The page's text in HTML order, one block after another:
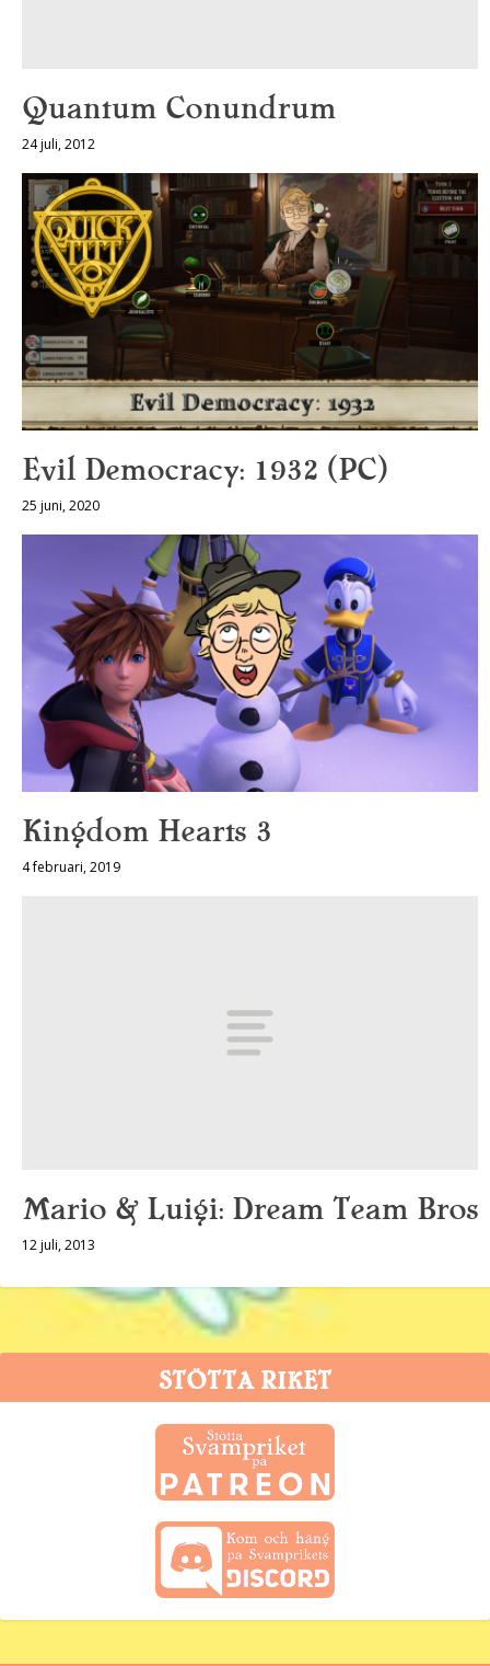
Quantum Conundrum
24 juli, 2012
Evil Democracy: 1932 (PC)
25 juni, 2020
Kingdom Hearts 3
4 februari, 2019
Mario & Luigi: Dream Team Bros
12 juli, 2013
STÖTTA RIKET